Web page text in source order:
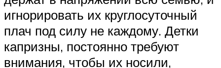
игнорировать их круглосуточный
плач под силу не каждому. Детки
капризны, постоянно требуют
внимания, чтобы их носили,